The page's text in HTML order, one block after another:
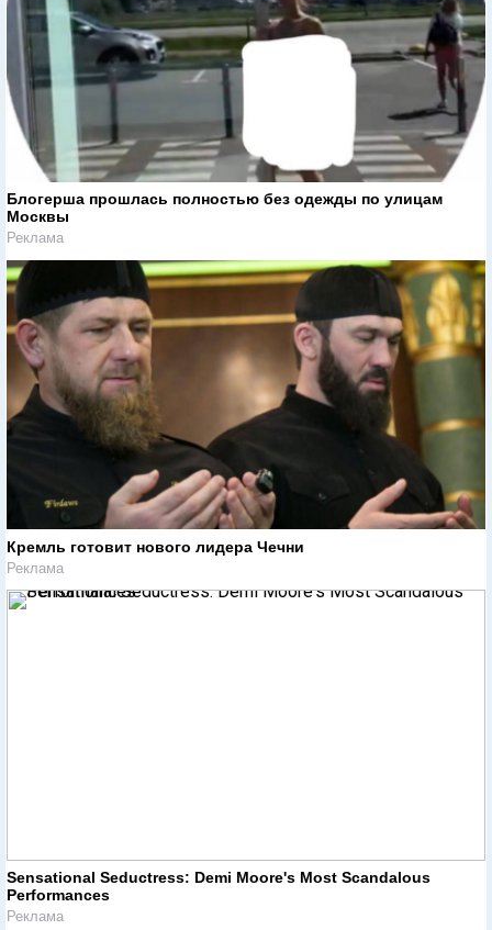
Блогерша прошлась полностью без одежды по улицам
Москвы
Реклама
Кремль готовит нового лидера Чечни
Реклама
Sensational Seductress: Demi Moore's Most Scandalous
Performances
Реклама